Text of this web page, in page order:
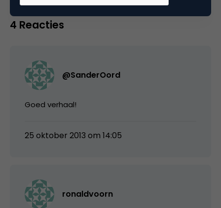
4 Reacties
@SanderOord
Goed verhaal!
25 oktober 2013 om 14:05
ronaldvoorn